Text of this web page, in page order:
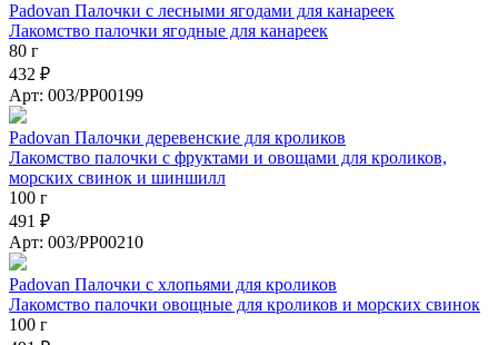
Padovan Палочки с лесными ягодами для канареек
Лакомство палочки ягодные для канареек
80 г
432 ₽
Арт: 003/PP00199
Padovan Палочки деревенские для кроликов
Лакомство палочки с фруктами и овощами для кроликов,
морских свинок и шиншилл
100 г
491 ₽
Арт: 003/PP00210
Padovan Палочки с хлопьями для кроликов
Лакомство палочки овощные для кроликов и морских свинок
100 г